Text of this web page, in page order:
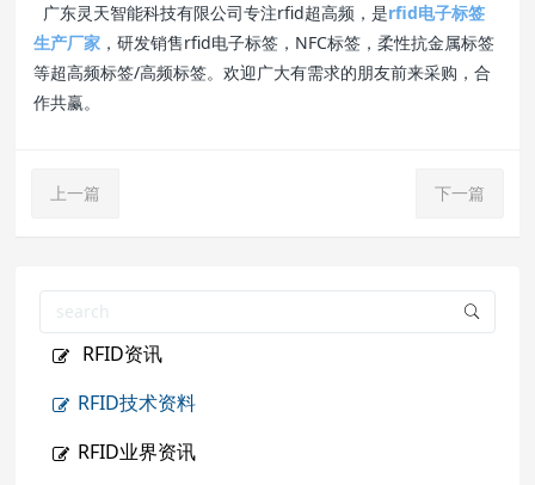
广东灵天智能科技有限公司专注rfid超高频，是rfid电子标签
生产厂家 ，研发销售rfid电子标签，NFC标签，柔性抗金属标签
等超高频标签/高频标签。欢迎广大有需求的朋友前来采购，合
作共赢。
上一篇 下一篇
RFID资讯
RFID技术资料
RFID业界资讯